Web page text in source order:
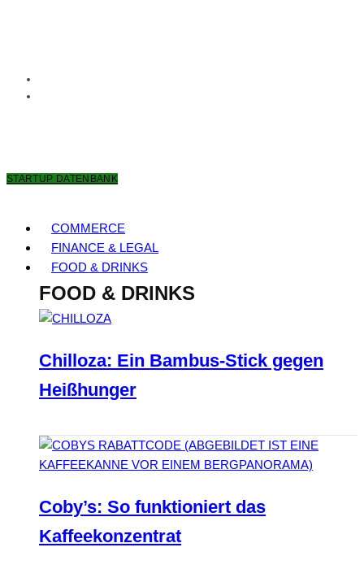
STARTUP DATENBANK
COMMERCE
FINANCE & LEGAL
FOOD & DRINKS
FOOD & DRINKS
Chilloza: Ein Bambus-Stick gegen
Heißhunger
Coby’s: So funktioniert das
Kaffeekonzentrat